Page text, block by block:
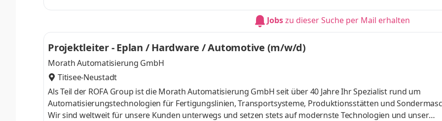
Materiallieferungen Sie überwachen die Qualität und Termine Sie erstellen Mess- und Prüfprotokolle und
Schaltplanrevisionen durch Sie arbeiten eng mit der Projek
Jobszu dieser Suche per Mail erhalten
Projektleiter - Eplan / Hardware / Automotive (m/w/d)
Morath Automatisierung GmbH
Titisee-Neustadt
Als Teil der ROFA Group ist die Morath Automatisierung GmbH seit über 40 Jahre Ihr Spezialist rund um
Automatisierungstechnologien für Fertigungslinien, Transportsysteme, Produktionsstätten und
Wir sind weltweit für unsere Kunden unterwegs und setzen stets auf modernste Technologien und unser